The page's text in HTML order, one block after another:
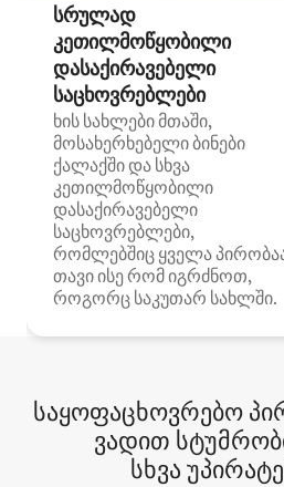
სრულად
კეთილმოწყობილი
დასაქირავებელი
საცხოვრებლები
ხის სახლები მთაში,
მოსახერხებელი ბინები
ქალაქში და სხვა
კეთილმოწყობილი
დასაქირავებელი
საცხოვრებლები,
რომლებშიც ყველა
თავი ისე რომ იგრძნოთ,
როგორც საკუთარ სახლში.
საყოფაცხოვრებო
ვადით
სხვა